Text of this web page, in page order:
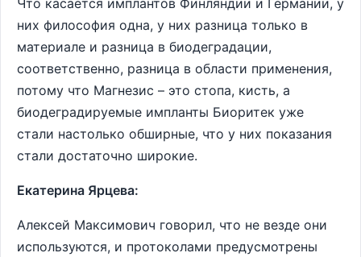
Что касается имплантов Финляндии и Германии, у
них философия одна, у них разница только в
материале и разница в биодеградации,
соответственно, разница в области применения,
потому что Магнезис – это стопа, кисть, а
биодеградируемые импланты Биоритек уже
стали настолько обширные, что у них показания
стали достаточно широкие.
Екатерина Ярцева:
Алексей Максимович говорил, что не везде они
используются, и протоколами предусмотрены